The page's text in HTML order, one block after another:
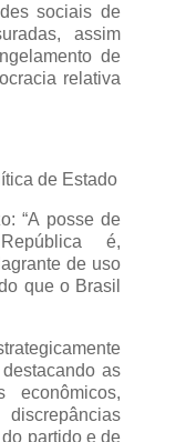
sociais de
assim
de
relativa
de Estado
“A posse de
é,
de uso
que o Brasil
as
econômicos,
partido e de